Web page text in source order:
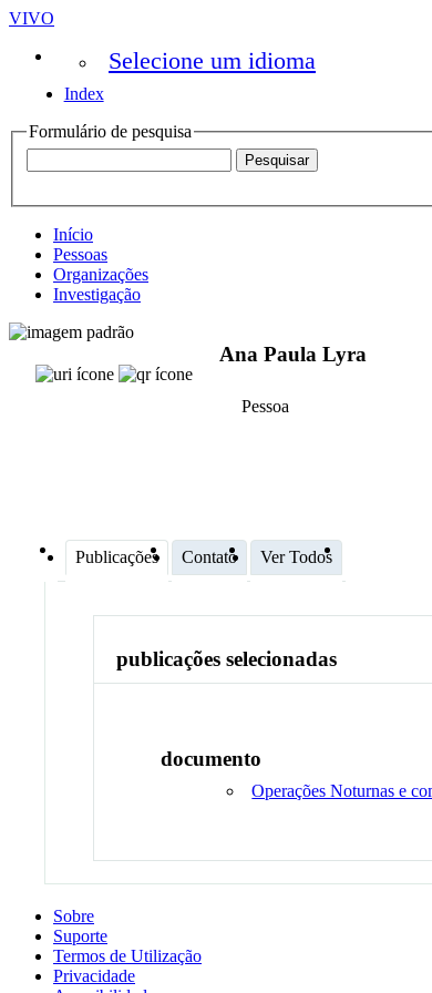
VIVO
Selecione um idioma
Index
Formulário de pesquisa
Início
Pessoas
Organizações
Investigação
Ana Paula Lyra
Pessoa
Publicações Contato Ver Todos
publicações selecionadas
documento
Operações Noturnas e
Sobre
Suporte
Termos de Utilização
Privacidade